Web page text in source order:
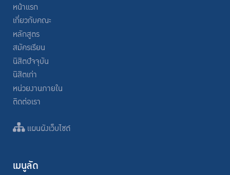
หน้าแรก
เกี่ยวกับคณะ
หลักสูตร
สมัครเรียน
นิสิตปัจจุบัน
นิสิตเก่า
หน่วยงานภายใน
ติดต่อเรา
แผนผังเว็บไซต์
เมนูลัด